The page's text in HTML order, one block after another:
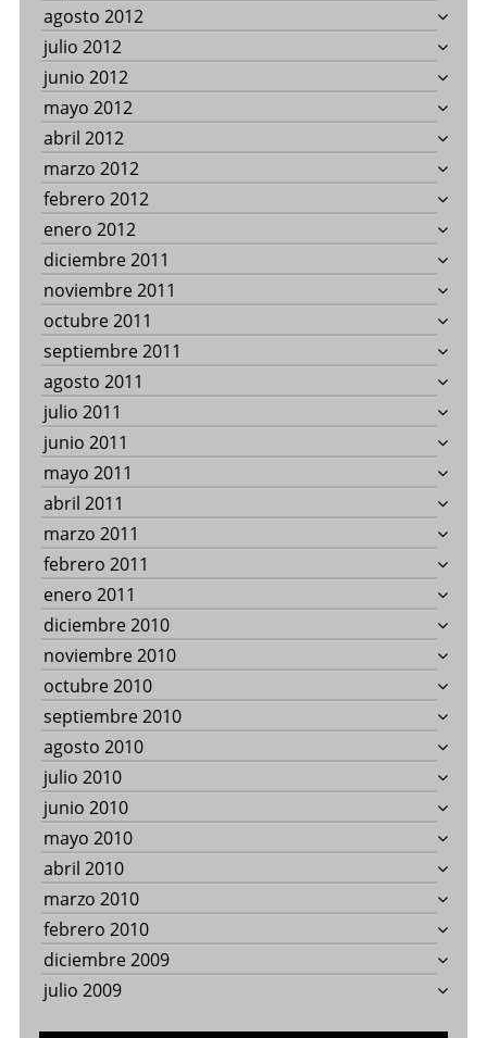
agosto 2012
julio 2012
junio 2012
mayo 2012
abril 2012
marzo 2012
febrero 2012
enero 2012
diciembre 2011
noviembre 2011
octubre 2011
septiembre 2011
agosto 2011
julio 2011
junio 2011
mayo 2011
abril 2011
marzo 2011
febrero 2011
enero 2011
diciembre 2010
noviembre 2010
octubre 2010
septiembre 2010
agosto 2010
julio 2010
junio 2010
mayo 2010
abril 2010
marzo 2010
febrero 2010
diciembre 2009
julio 2009